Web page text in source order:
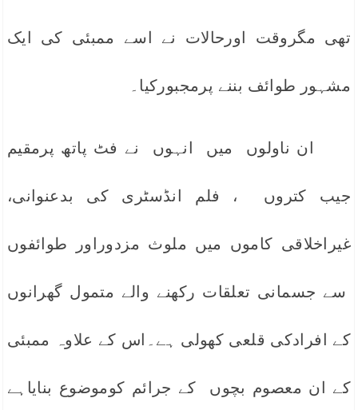
تھی مگروقت اورحالات نے اسے ممبئی کی ایک
مشہور طوائف بننے پرمجبورکیا۔
ان ناولوں میں انہوں نے فٹ پاتھ پرمقیم
جیب کتروں ، فلم انڈسٹری کی بدعنوانی،
غیراخلاقی کاموں میں ملوث مزدوراور طوائفوں
سے جسمانی تعلقات رکھنے والے متمول گھرانوں
کے افرادکی قلعی کھولی ہے۔اس کے علاوہ ممبئی
کے ان معصوم بچوں کے جرائم کوموضوع بنایاہے